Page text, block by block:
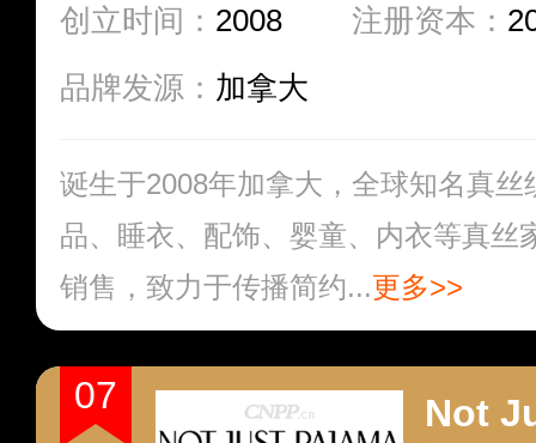
创立时间： 2008 注册资本：
品牌发源： 加拿大
诞生于2008年加拿大，全球知名真
品、睡衣、配饰、婴童、内衣等真丝
销售，致力于传播简约...更多>>
07 Not